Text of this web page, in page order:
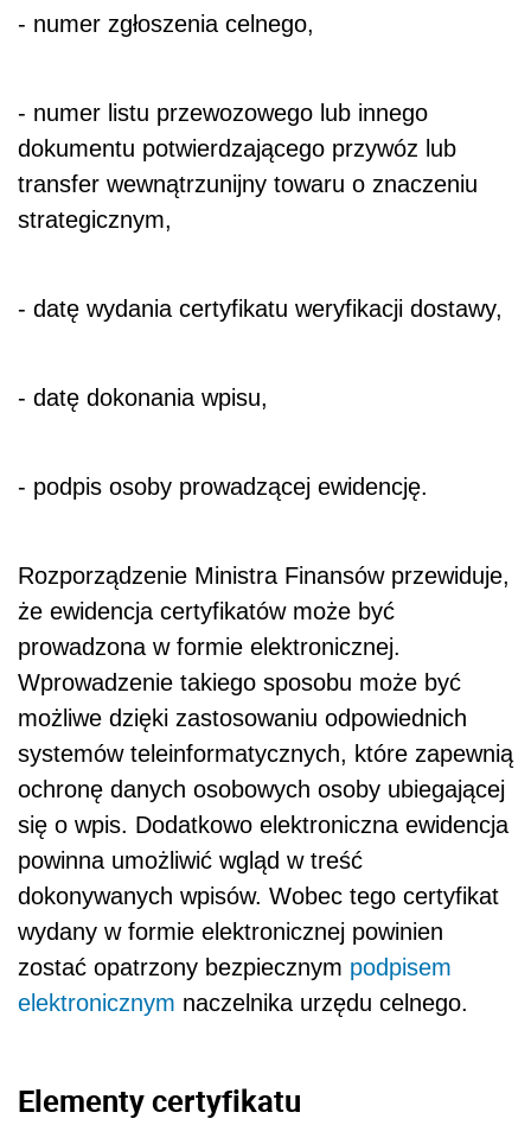
- numer zgłoszenia celnego,
- numer listu przewozowego lub innego
dokumentu potwierdzającego przywóz lub
transfer wewnątrzunijny towaru o znaczeniu
strategicznym,
- datę wydania certyfikatu weryfikacji dostawy,
- datę dokonania wpisu,
- podpis osoby prowadzącej ewidencję.
Rozporządzenie Ministra Finansów przewiduje,
że ewidencja certyfikatów może być
prowadzona w formie elektronicznej.
Wprowadzenie takiego sposobu może być
możliwe dzięki zastosowaniu odpowiednich
systemów teleinformatycznych, które zapewnią
ochronę danych osobowych osoby ubiegającej
się o wpis. Dodatkowo elektroniczna ewidencja
powinna umożliwić wgląd w treść
dokonywanych wpisów. Wobec tego certyfikat
wydany w formie elektronicznej powinien
zostać opatrzony bezpiecznym podpisem
elektronicznym naczelnika urzędu celnego.
Elementy certyfikatu